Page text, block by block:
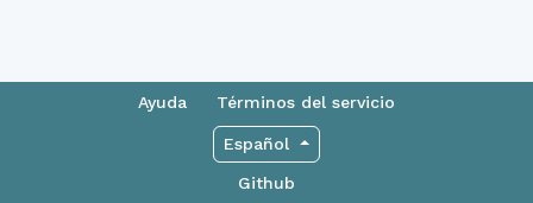
Ayuda Términos del servicio
Español
Github